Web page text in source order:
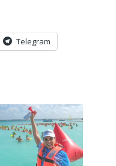
Telegram